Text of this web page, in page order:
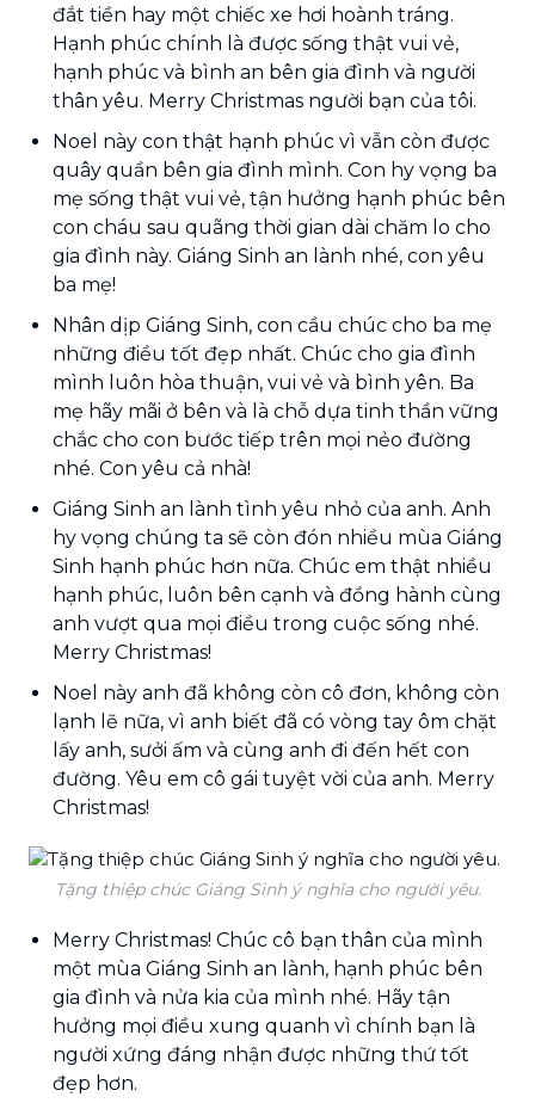
đắt tiền hay một chiếc xe hơi hoành tráng.
Hạnh phúc chính là được sống thật vui vẻ,
hạnh phúc và bình an bên gia đình và người
thân yêu. Merry Christmas người bạn của tôi.
Noel này con thật hạnh phúc vì vẫn còn được
quây quần bên gia đình mình. Con hy vọng ba
mẹ sống thật vui vẻ, tận hưởng hạnh phúc bên
con cháu sau quãng thời gian dài chăm lo cho
gia đình này. Giáng Sinh an lành nhé, con yêu
ba mẹ!
Nhân dịp Giáng Sinh, con cầu chúc cho ba mẹ
những điều tốt đẹp nhất. Chúc cho gia đình
mình luôn hòa thuận, vui vẻ và bình yên. Ba
mẹ hãy mãi ở bên và là chỗ dựa tinh thần vững
chắc cho con bước tiếp trên mọi nẻo đường
nhé. Con yêu cả nhà!
Giáng Sinh an lành tình yêu nhỏ của anh. Anh
hy vọng chúng ta sẽ còn đón nhiều mùa Giáng
Sinh hạnh phúc hơn nữa. Chúc em thật nhiều
hạnh phúc, luôn bên cạnh và đồng hành cùng
anh vượt qua mọi điều trong cuộc sống nhé.
Merry Christmas!
Noel này anh đã không còn cô đơn, không còn
lạnh lẽ nữa, vì anh biết đã có vòng tay ôm chặt
lấy anh, sưởi ấm và cùng anh đi đến hết con
đường. Yêu em cô gái tuyệt vời của anh. Merry
Christmas!
Tặng thiệp chúc Giáng Sinh ý nghĩa cho người yêu.
Merry Christmas! Chúc cô bạn thân của mình
một mùa Giáng Sinh an lành, hạnh phúc bên
gia đình và nửa kia của mình nhé. Hãy tận
hưởng mọi điều xung quanh vì chính bạn là
người xứng đáng nhận được những thứ tốt
đẹp hơn.